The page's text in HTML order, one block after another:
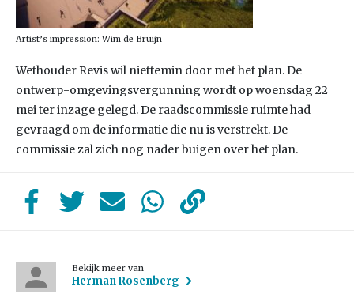
Artist’s impression: Wim de Bruijn
Wethouder Revis wil niettemin door met het plan. De
ontwerp-omgevingsvergunning wordt op woensdag 22
mei ter inzage gelegd. De raadscommissie ruimte had
gevraagd om de informatie die nu is verstrekt. De
commissie zal zich nog nader buigen over het plan.
Bekijk meer van
Herman Rosenberg